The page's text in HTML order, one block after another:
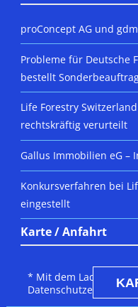
proConcept AG und
Probleme für Deutsche
bestellt
Life Forestry
rechtskräftig verurteilt
Gallus Immobilien eG –
Konkursverfahren bei
eingestellt
Karte / Anfahrt
* Mit dem Laden der
Datenschutzerklärung